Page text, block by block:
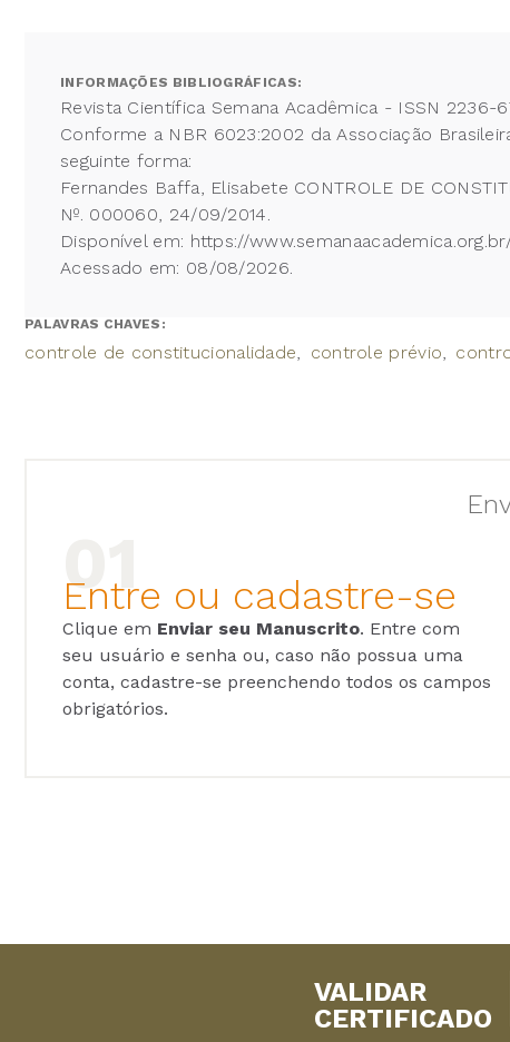
INFORMAÇÕES BIBLIOGRÁFICAS:
Revista Científica Semana Acadêmica - ISSN 2236-
Conforme a NBR 6023:2002 da Associação
seguinte forma:
Fernandes Baffa, Elisabete CONTROLE DE
Nº. 000060, 24/09/2014.
Disponível em: https://
Acessado em: 08/08/2026.
PALAVRAS CHAVES:
controle de constitucionalidade controle prévio
Entre ou cadastre-se
Clique em Enviar seu Manuscrito. Entre com
seu usuário e senha ou, caso não possua uma
conta, cadastre-se preenchendo todos os campos
obrigatórios.
VALIDAR
CERTIFICADO